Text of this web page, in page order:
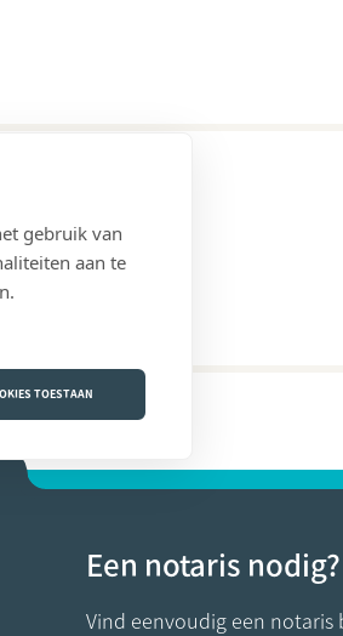
Een notaris nodig?
Vind eenvoudig een
gebruik van
aan te
TOESTAAN